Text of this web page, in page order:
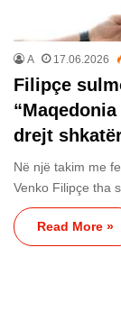
A 17.06.2026
Filipçe
drejt
Në një takim me
Venko Filipçe tha
Read More »